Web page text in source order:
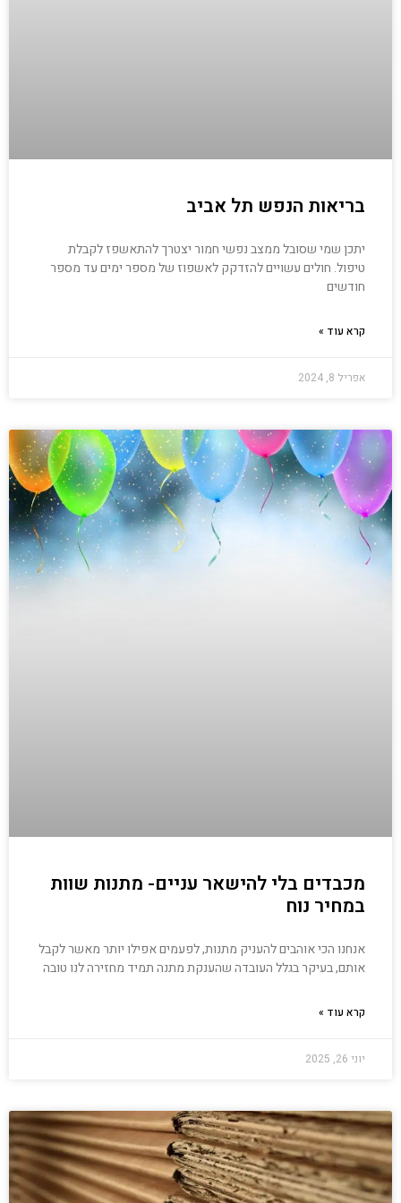
בריאות הנפש תל אביב
יתכן שמי שסובל ממצב נפשי חמור יצטרך להתאשפז לקבלת
טיפול. חולים עשויים להזדקק לאשפוז של מספר ימים עד מספר
חודשים
קרא עוד »
אפריל 8, 2024
מכבדים בלי להישאר עניים- מתנות שוות
במחיר נוח
אנחנו הכי אוהבים להעניק מתנות, לפעמים אפילו יותר מאשר לקבל
אותם, בעיקר בגלל העובדה שהענקת מתנה תמיד מחזירה לנו טובה
קרא עוד »
יוני 26, 2025